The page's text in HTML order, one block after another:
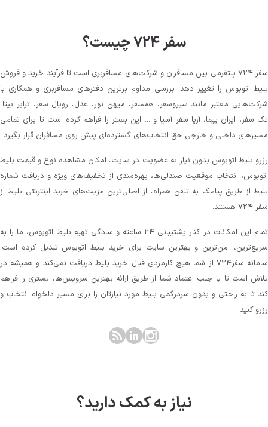
سفر ۷۲۴ چیست؟
سفر ۷۲۴ پلتفرمی بین مسافران و شرکت‌های مسافربری است تا فرآیند خرید و فروش
بلیط اتوبوس را تغییر دهد. بررسی مداوم برترین دفترهای مسافربری و همکاری با
شرکت‌هایی معتبر مانند سیروسفر، همسفر، میهن‌ نور، عدل، رویال سفر، ترابر بیتا،
تک سفر، ایران پیما، آریا سفر آسیا و ... این بستر را فراهم کرده است تا برای تمامی
مسیرهای داخلی و خارجی حق انتخاب‌های گسترده‌ای پیش روی مسافران قرار بگیرد
رزرو بلیط اتوبوس بدون نیاز به عضویت در سایت، امکان مشاهده نوع و قیمت بلیط
اتوبوس، انتخاب موقعیت صندلی‌ها، بهره‌مندی از تخفیف‌های ویژه و دریافت شماره‌
بلیط از طریق پیامک به تلفن همراه، از اصلی‌ترین مزیت‌های خرید اینترنتی بلیط از
سفر ۷۲۴ هستند.
تمام این امکانات در کنار پشتیبانی‌ ۲۴ ساعته و سادگی تهیه بلیط اتوبوس، ما را به
سریع‌ترین، امن‌ترین و بهترین سایت برای خرید بلیط اتوبوس تبدیل کرده است.
سامانه سفر۷۲۴ از شما هیچ کارمزدی قبال خرید بلیط دریافت نمی‌کند و همیشه در
تلاش است تا با جلب اعتماد شما از طریق ارائه بهترین سرویس‌ها، بستری را فراهم
کند تا به راحتی و بدون سردرگمی بلیط مورد نیازتان را برای مسیر دلخواه انتخاب و
رزرو کنید.
نیاز به کمک دارید؟